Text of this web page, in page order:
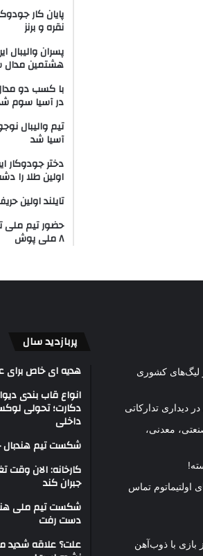
نقره و برنز
پسران
هشتمین مدال
با کسب دو مدال
در آسیا سوم
تیم والیبال
آسیا شد
دختر جودوکار
اولین طلا را
تایلند اولین
حضور تیم ملی
۸ ملی پوش
لیگ‌های کشوری
دیداری تدارکاتی
معدنی،
اولتیماتوم تماس
بازی با ذوب‌آهن
پربازدید سال
هدیه ای خاص برای
انواع قاب بندی
دکارت؛ تحولی
داخلی
شکست تیم هندبال
کارخانه: الان وقت
جبران کند
شکست تیم ملی
دست رفت
علت؟ علاقه شدید